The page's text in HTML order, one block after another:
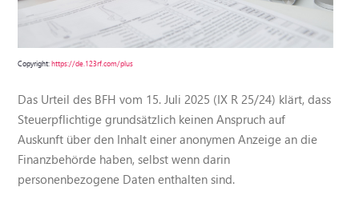
Copyright:https://de.123rf.com/plus
Das Urteil des BFH vom 15. Juli 2025 (IX R 25/24) klärt, dass
Steuerpflichtige grundsätzlich keinen Anspruch auf
Auskunft über den Inhalt einer anonymen Anzeige an die
Finanzbehörde haben, selbst wenn darin
personenbezogene Daten enthalten sind.